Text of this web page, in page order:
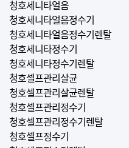
청호세니타얼음
청호세니타얼음정수기
청호세니타얼음정수기렌탈
청호세니타정수기
청호세니타정수기렌탈
청호셀프관리살균
청호셀프관리살균렌탈
청호셀프관리정수기
청호셀프관리정수기렌탈
청호셀프정수기